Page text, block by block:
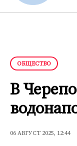
ОБЩЕСТВО
В
06 АВГУСТ 2025, 12:44